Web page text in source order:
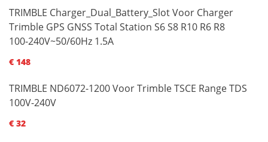
TRIMBLE Charger_Dual_Battery_Slot Voor Charger
Trimble GPS GNSS Total Station S6 S8 R10 R6 R8
100-240V~50/60Hz 1.5A
€ 148
TRIMBLE ND6072-1200 Voor Trimble TSCE Range TDS
100V-240V
€ 32